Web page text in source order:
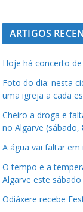
ARTIGOS
Hoje há concerto
Foto do dia: nesta
uma igreja a cada
Cheiro a droga e
no Algarve
A água vai faltar
O tempo e a
Algarve este
Odiáxere recebe